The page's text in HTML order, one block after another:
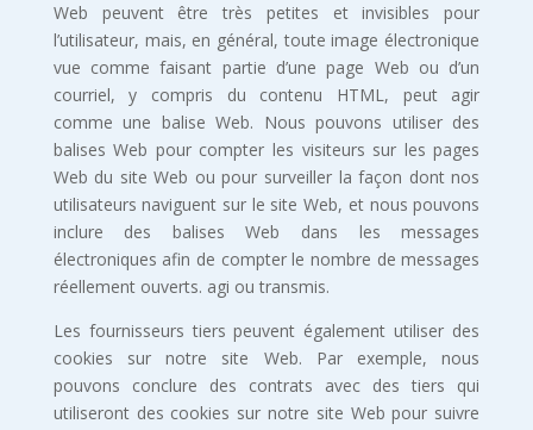
Web peuvent être très petites et invisibles pour
l’utilisateur, mais, en général, toute image électronique
vue comme faisant partie d’une page Web ou d’un
courriel, y compris du contenu HTML, peut agir
comme une balise Web. Nous pouvons utiliser des
balises Web pour compter les visiteurs sur les pages
Web du site Web ou pour surveiller la façon dont nos
utilisateurs naviguent sur le site Web, et nous pouvons
inclure des balises Web dans les messages
électroniques afin de compter le nombre de messages
réellement ouverts. agi ou transmis.
Les fournisseurs tiers peuvent également utiliser des
cookies sur notre site Web. Par exemple, nous
pouvons conclure des contrats avec des tiers qui
utiliseront des cookies sur notre site Web pour suivre